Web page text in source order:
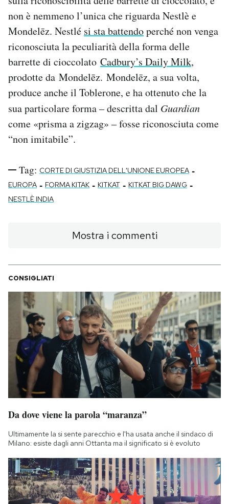
non è nemmeno l’unica che riguarda Nestlè e
Mondelēz. Nestlé si sta battendoperché non venga
riconosciuta la peculiarità della forma delle
barrette di cioccolato Cadbury’s Daily Milk,
prodotte da Mondelēz. Mondelēz, a sua volta,
produce anche il Toblerone, e ha ottenuto che la
sua particolare forma – descritta dal Guardian
come «prisma a zigzag» – fosse riconosciuta come
“non imitabile”.
Tag: CORTE DI GIUSTIZIA DELL'UNIONE EUROPEA -
EUROPA - FORMA KITAK - KITKAT - KITKAT BIG DAWG -
NESTLÈ INDIA
Mostra i commenti
CONSIGLIATI
Da dove viene la parola “maranza”
Ultimamente la si sente parecchio e l'ha usata anche il sindaco di
Milano: esiste dagli anni Ottanta ma il significato si è evoluto